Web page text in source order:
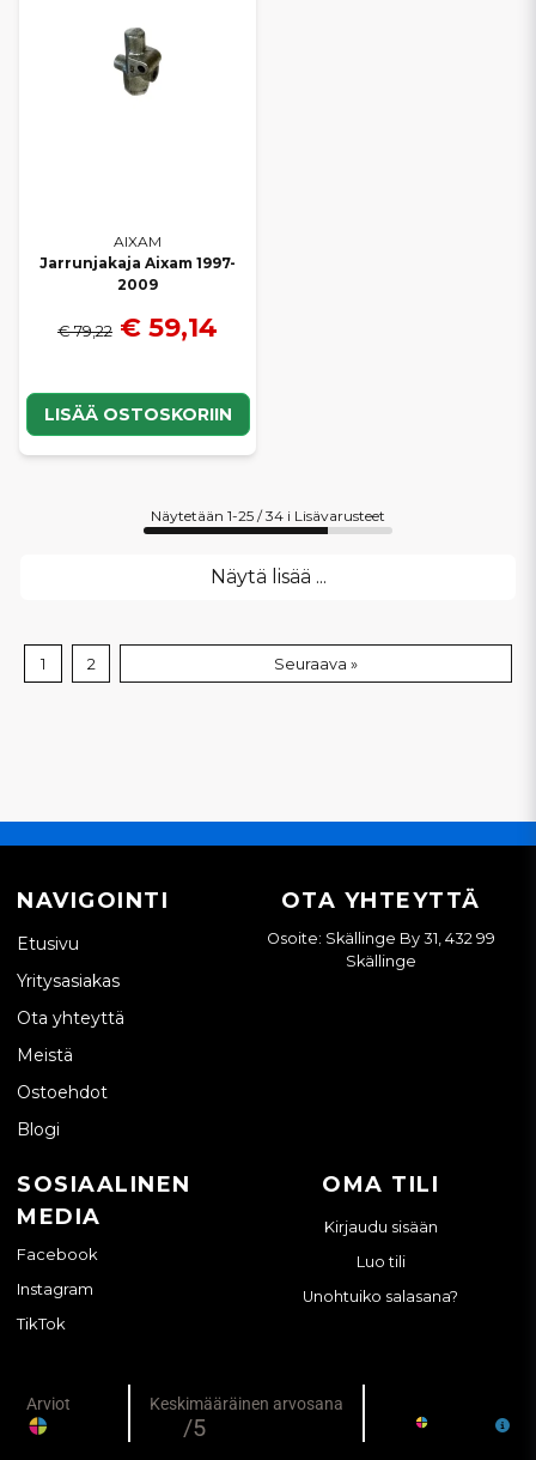
AIXAM
Jarrunjakaja Aixam 1997-
2009
€ 79,22 € 59,14
LISÄÄ OSTOSKORIIN
Näytetään 1-25 / 34 i Lisävarusteet
Näytä lisää ...
1 2 Seuraava »
NAVIGOINTI
Etusivu
Yritysasiakas
Ota yhteyttä
Meistä
Ostoehdot
Blogi
OTA YHTEYTTÄ
Osoite: Skällinge By 31, 432 99
Skällinge
SOSIAALINEN
MEDIA
Facebook
Instagram
TikTok
OMA TILI
Kirjaudu sisään
Luo tili
Unohtuiko salasana?